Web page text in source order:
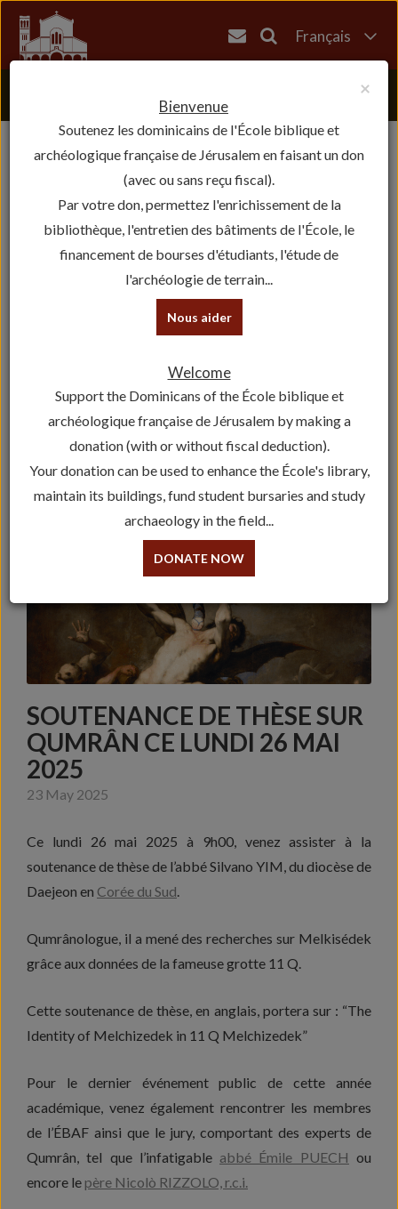
Français
עברית
SOUTENANCE DE THÈSE SUR
QUMRÂN CE LUNDI 26 MAI
2025
23 May 2025
Ce lundi 26 mai 2025 à 9h00, venez assister à la
soutenance de thèse de l’abbé Silvano YIM, du diocèse de
Daejeon en Corée du Sud.
Qumrânologue, il a mené des recherches sur Melkisédek
grâce aux données de la fameuse grotte 11 Q.
Cette soutenance de thèse, en anglais, portera sur : “The
Identity of Melchizedek in 11 Q Melchizedek”
Pour le dernier événement public de cette année
académique, venez également rencontrer les membres
de l’ÉBAF ainsi que le jury, comportant des experts de
Qumrân, tel que l’infatigable abbé Émile PUECH ou
encore le père Nicolò RIZZOLO, r.c.i.
×
Bienvenue
Soutenez les dominicains de l'École biblique et
archéologique française de Jérusalem en faisant un don
(avec ou sans reçu fiscal).
Par votre don, permettez l'enrichissement de la
bibliothèque, l'entretien des bâtiments de l'École, le
financement de bourses d'étudiants, l'étude de
l'archéologie de terrain...
Nous aider
Welcome
Support the Dominicans of the École biblique et
archéologique française de Jérusalem by making a
donation (with or without fiscal deduction).
Your donation can be used to enhance the École's library,
maintain its buildings, fund student bursaries and study
archaeology in the field...
DONATE NOW